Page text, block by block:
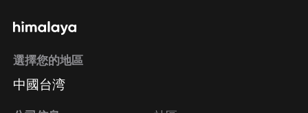
選擇您的地區
中國台湾